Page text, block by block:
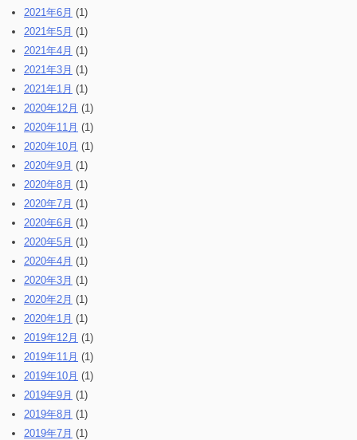
2021年6月 (1)
2021年5月 (1)
2021年4月 (1)
2021年3月 (1)
2021年1月 (1)
2020年12月 (1)
2020年11月 (1)
2020年10月 (1)
2020年9月 (1)
2020年8月 (1)
2020年7月 (1)
2020年6月 (1)
2020年5月 (1)
2020年4月 (1)
2020年3月 (1)
2020年2月 (1)
2020年1月 (1)
2019年12月 (1)
2019年11月 (1)
2019年10月 (1)
2019年9月 (1)
2019年8月 (1)
2019年7月 (1)